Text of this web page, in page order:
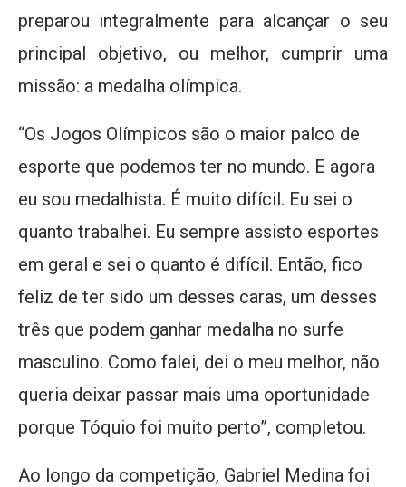
preparou integralmente para alcançar o seu
principal objetivo, ou melhor, cumprir uma
missão: a medalha olímpica.
“Os Jogos Olímpicos são o maior palco de
esporte que podemos ter no mundo. E agora
eu sou medalhista. É muito difícil. Eu sei o
quanto trabalhei. Eu sempre assisto esportes
em geral e sei o quanto é difícil. Então, fico
feliz de ter sido um desses caras, um desses
três que podem ganhar medalha no surfe
masculino. Como falei, dei o meu melhor, não
queria deixar passar mais uma oportunidade
porque Tóquio foi muito perto”, completou.
Ao longo da competição, Gabriel Medina foi